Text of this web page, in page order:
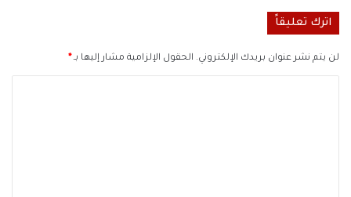
اترك تعليقاً
لن يتم نشر عنوان بريدك الإلكتروني. الحقول الإلزامية مشار إليها بـ*